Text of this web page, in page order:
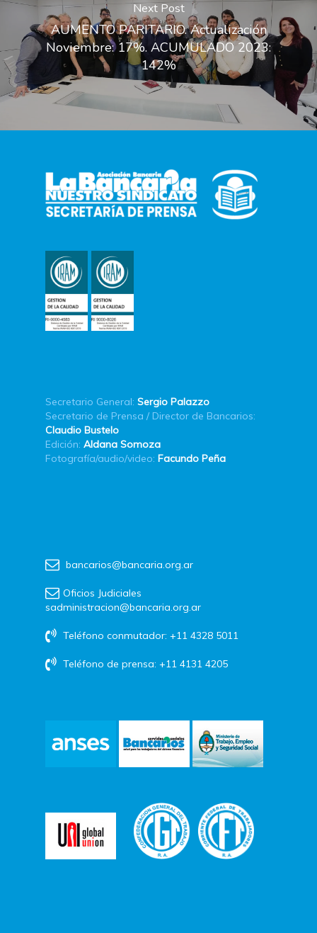
Next Post
AUMENTO PARITARIO. Actualización
Noviembre: 17%. ACUMULADO 2023:
142%
Secretario General: Sergio Palazzo
Secretario de Prensa / Director de Bancarios:
Claudio Bustelo
Edición: Aldana Somoza
Fotografía/audio/video: Facundo Peña
bancarios@bancaria.org.ar
Oficios Judiciales
sadministracion@bancaria.org.ar
Teléfono conmutador: +11 4328 5011
Teléfono de prensa: +11 4131 4205